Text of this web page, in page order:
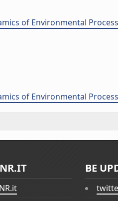
of Environmental
of Environmental
BE